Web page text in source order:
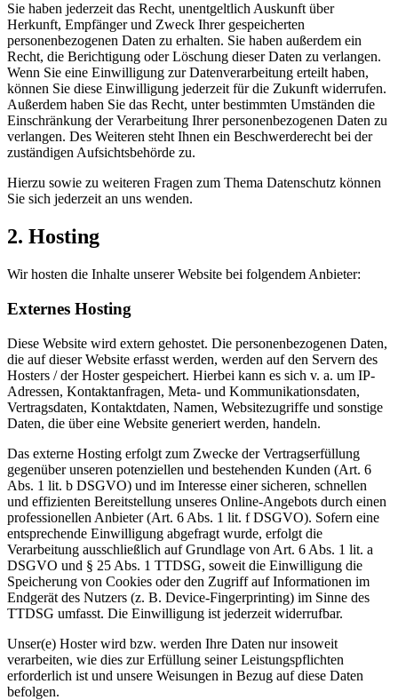
Sie haben jederzeit das Recht, unentgeltlich Auskunft über
Herkunft, Empfänger und Zweck Ihrer gespeicherten
personenbezogenen Daten zu erhalten. Sie haben außerdem ein
Recht, die Berichtigung oder Löschung dieser Daten zu verlangen.
Wenn Sie eine Einwilligung zur Datenverarbeitung erteilt haben,
können Sie diese Einwilligung jederzeit für die Zukunft widerrufen.
Außerdem haben Sie das Recht, unter bestimmten Umständen die
Einschränkung der Verarbeitung Ihrer personenbezogenen Daten zu
verlangen. Des Weiteren steht Ihnen ein Beschwerderecht bei der
zuständigen Aufsichtsbehörde zu.
Hierzu sowie zu weiteren Fragen zum Thema Datenschutz können
Sie sich jederzeit an uns wenden.
2. Hosting
Wir hosten die Inhalte unserer Website bei folgendem Anbieter:
Externes Hosting
Diese Website wird extern gehostet. Die personenbezogenen Daten,
die auf dieser Website erfasst werden, werden auf den Servern des
Hosters / der Hoster gespeichert. Hierbei kann es sich v. a. um IP-
Adressen, Kontaktanfragen, Meta- und Kommunikationsdaten,
Vertragsdaten, Kontaktdaten, Namen, Websitezugriffe und sonstige
Daten, die über eine Website generiert werden, handeln.
Das externe Hosting erfolgt zum Zwecke der Vertragserfüllung
gegenüber unseren potenziellen und bestehenden Kunden (Art. 6
Abs. 1 lit. b DSGVO) und im Interesse einer sicheren, schnellen
und effizienten Bereitstellung unseres Online-Angebots durch einen
professionellen Anbieter (Art. 6 Abs. 1 lit. f DSGVO). Sofern eine
entsprechende Einwilligung abgefragt wurde, erfolgt die
Verarbeitung ausschließlich auf Grundlage von Art. 6 Abs. 1 lit. a
DSGVO und § 25 Abs. 1 TTDSG, soweit die Einwilligung die
Speicherung von Cookies oder den Zugriff auf Informationen im
Endgerät des Nutzers (z. B. Device-Fingerprinting) im Sinne des
TTDSG umfasst. Die Einwilligung ist jederzeit widerrufbar.
Unser(e) Hoster wird bzw. werden Ihre Daten nur insoweit
verarbeiten, wie dies zur Erfüllung seiner Leistungspflichten
erforderlich ist und unsere Weisungen in Bezug auf diese Daten
befolgen.